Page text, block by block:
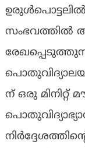
സംഭവത്തിൽ
ന് ഒരു മിനിറ്റ്